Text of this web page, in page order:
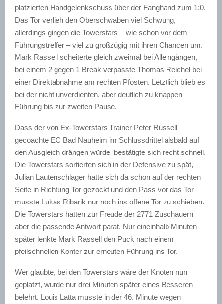
platzierten Handgelenkschuss über der Fanghand zum 1:0.
Das Tor verlieh den Oberschwaben viel Schwung,
allerdings gingen die Towerstars – wie schon vor dem
Führungstreffer – viel zu großzügig mit ihren Chancen um.
Mark Rassell scheiterte gleich zweimal bei Alleingängen,
bei einem 2 gegen 1 Break verpasste Thomas Reichel bei
einer Direktabnahme am rechten Pfosten. Letztlich blieb es
bei der nicht unverdienten, aber deutlich zu knappen
Führung bis zur zweiten Pause.
Dass der von Ex-Towerstars Trainer Peter Russell
gecoachte EC Bad Nauheim im Schlussdrittel alsbald auf
den Ausgleich drängen würde, bestätigte sich recht schnell.
Die Towerstars sortierten sich in der Defensive zu spät,
Julian Lautenschlager hatte sich da schon auf der rechten
Seite in Richtung Tor gezockt und den Pass vor das Tor
musste Lukas Ribarik nur noch ins offene Tor zu schieben.
Die Towerstars hatten zur Freude der 2771 Zuschauern
aber die passende Antwort parat. Nur eineinhalb Minuten
später lenkte Mark Rassell den Puck nach einem
pfeilschnellen Konter zur erneuten Führung ins Tor.
Wer glaubte, bei den Towerstars wäre der Knoten nun
geplatzt, wurde nur drei Minuten später eines Besseren
belehrt. Louis Latta musste in der 46. Minute wegen